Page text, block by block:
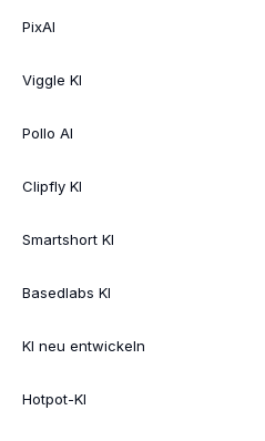
PixAI
Viggle KI
Pollo AI
Clipfly KI
Smartshort KI
Basedlabs KI
KI neu entwickeln
Hotpot-KI